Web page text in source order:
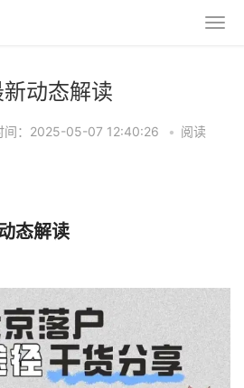
动态解读
间：2025-05-07 12:40:26 • 阅读
态解读